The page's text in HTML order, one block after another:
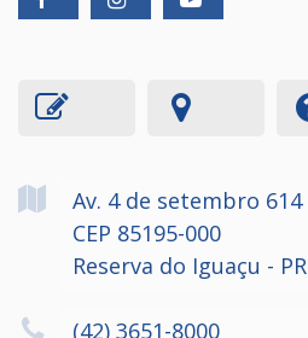
Av. 4 de setembro 614
CEP 85195-000
Reserva do Iguaçu - PR
(42) 3651-8000